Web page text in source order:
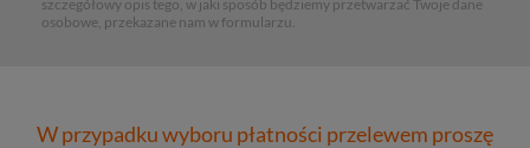
szczegółowy opis tego, w jaki sposób będziemy przetwarzać Twoje dane
osobowe, przekazane nam w formularzu.
W przypadku wyboru płatności przelewem proszę